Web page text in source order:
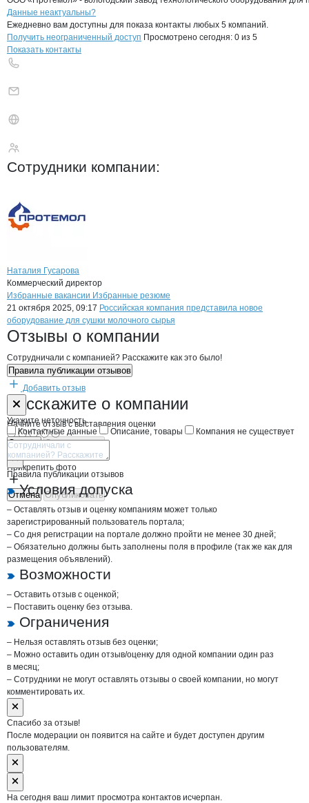
Контактыкомпании
+7(800)000-00-..
Данные неактуальны?
Ежедневно вам доступны для показа контакты любых 5 компаний.
Получить неограниченный доступ Просмотрено сегодня: 0 из 5
Показать контакты
Сотрудники компании:
Наталия Гусарова
Коммерческий директор
Брендыкомпани Протемол
Вакансии вПротемол
Избранные вакансии Избранные резюме
Новости oПротемол, ООО
21 октября 2025, 09:17 Российская компания представила новое
оборудование для сушки молочного сырья
Отзывы о компании
Сотрудничали с компанией? Расскажите как это было!
Правила публикации отзывов
Добавить отзыв
Расскажите о компании
Начните отзыв с выставления оценки
Прикрепить фото
Отмена Опубликовать
Форма обратной связи о неточностях
Укажите неточность
Контактные данные
Описание, товары Компания не существует
Отмена Опубликовать
Правила публикации отзывов
Условия допуска
– Оставлять отзыв и оценку компаниям может только
зарегистрированный пользователь портала;
– Со дня регистрации на портале должно пройти не менее 30 дней;
– Обязательно должны быть заполнены поля в профиле (так же как для
размещения объявлений).
Возможности
– Оставить отзыв с оценкой;
– Поставить оценку без отзыва.
Ограничения
– Нельзя оставлять отзыв без оценки;
– Можно оставить один отзыв/оценку для одной компании один раз
в месяц;
– Сотрудники не могут оставлять отзывы о своей компании, но могут
комментировать их.
Спасибо за отзыв!
После модерации он появится на сайте и будет доступен другим
пользователям.
На сегодня ваш лимит просмотра контактов исчерпан.